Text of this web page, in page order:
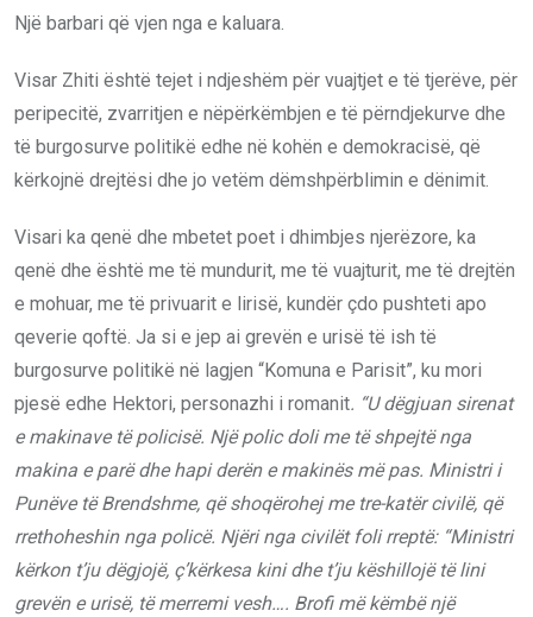
Një barbari që vjen nga e kaluara.
Visar Zhiti është tejet i ndjeshëm për vuajtjet e të tjerëve, për
peripecitë, zvarritjen e nëpërkëmbjen e të përndjekurve dhe
të burgosurve politikë edhe në kohën e demokracisë, që
kërkojnë drejtësi dhe jo vetëm dëmshpërblimin e dënimit.
Visari ka qenë dhe mbetet poet i dhimbjes njerëzore, ka
qenë dhe është me të mundurit, me të vuajturit, me të drejtën
e mohuar, me të privuarit e lirisë, kundër çdo pushteti apo
qeverie qoftë. Ja si e jep ai grevën e urisë të ish të
burgosurve politikë në lagjen “Komuna e Parisit”, ku mori
pjesë edhe Hektori, personazhi i romanit. “U dëgjuan sirenat
e makinave të policisë. Një polic doli me të shpejtë nga
makina e parë dhe hapi derën e makinës më pas. Ministri i
Punëve të Brendshme, që shoqërohej me tre-katër civilë, që
rrethoheshin nga policë. Njëri nga civilët foli rreptë: “Ministri
kërkon t’ju dëgjojë, ç’kërkesa kini dhe t’ju këshillojë të lini
grevën e urisë, të merremi vesh…. Brofi më këmbë një